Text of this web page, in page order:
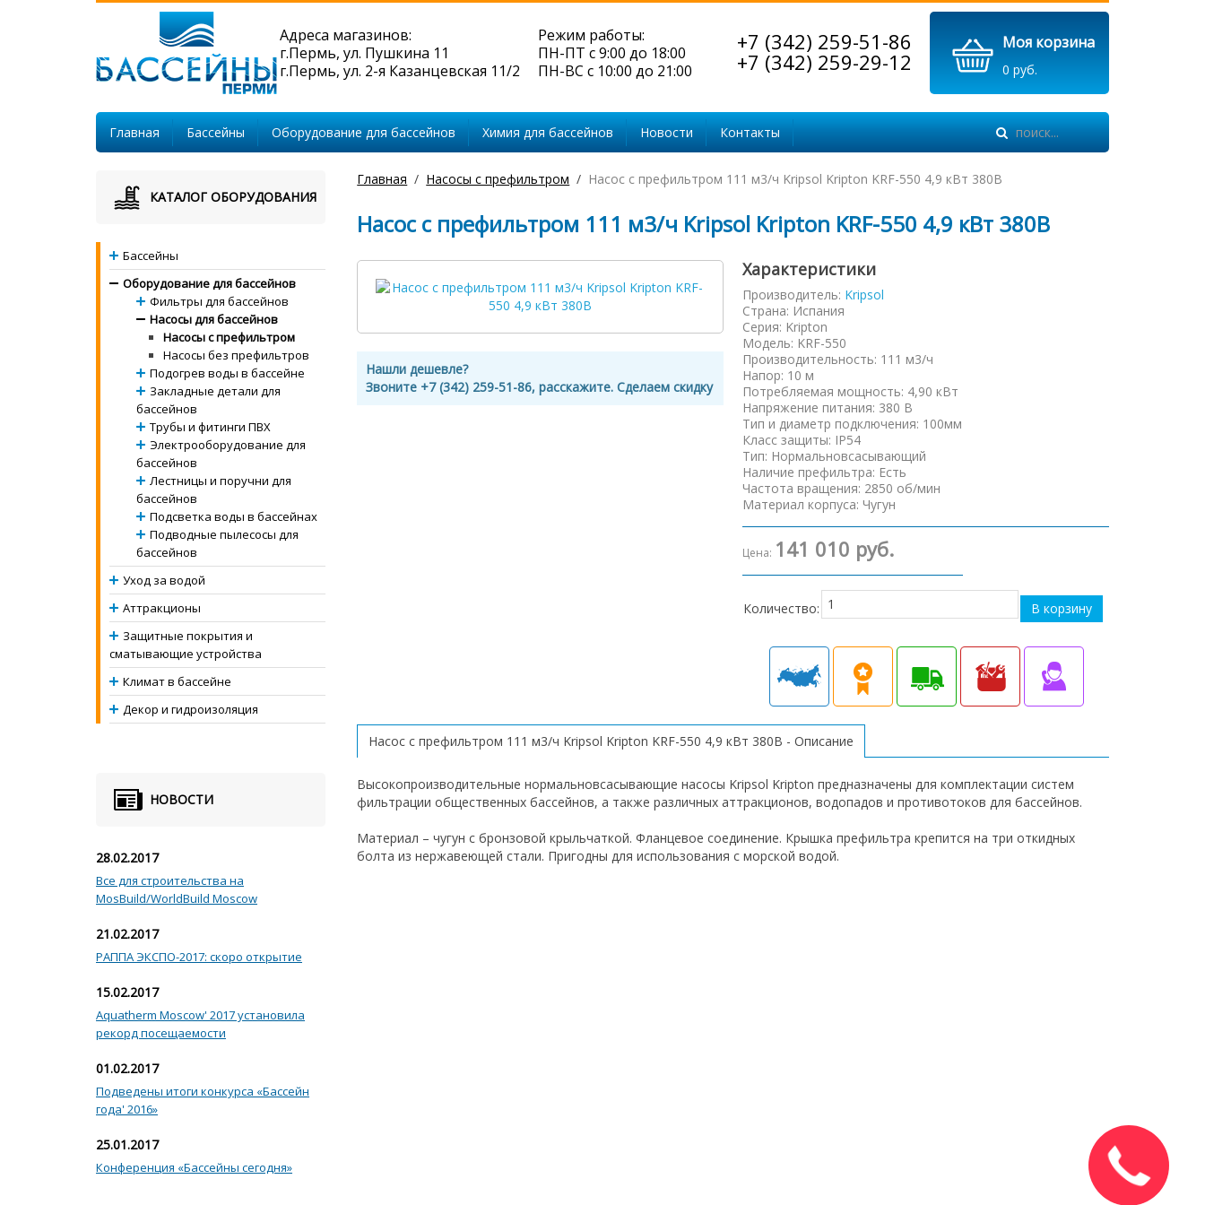
Моя корзина
0 руб.
+7 (342) 259-51-86
+7 (342) 259-29-12
Режим работы:
ПН-ПТ с 9:00 до 18:00
ПН-ВС с 10:00 до 21:00
Адреса магазинов:
г.Пермь, ул. Пушкина 11
г.Пермь, ул. 2-я Казанцевская 11/2
Главная Бассейны Оборудование для бассейнов Химия для бассейнов Новости Контакты
Главная Насосы с префильтром Насос с префильтром 111 м3/ч Kripsol Kripton KRF-550 4,9 кВт 380В
Насос с префильтром 111 м3/ч Kripsol Kripton KRF-550 4,9 кВт 380В
Нашли дешевле?
Звоните +7 (342) 259-51-86, расскажите. Сделаем скидку
Характеристики
Производитель: Kripsol
Страна: Испания
Серия: Kripton
Модель: KRF-550
Производительность: 111 м3/ч
Напор: 10 м
Потребляемая мощность: 4,90 кВт
Напряжение питания: 380 В
Тип и диаметр подключения: 100мм
Класс защиты: IP54
Тип: Нормальновсасывающий
Наличие префильтра: Есть
Частота вращения: 2850 об/мин
Материал корпуса: Чугун
Цена: 141 010 руб.
Количество:
Насос с префильтром 111 м3/ч Kripsol Kripton KRF-550 4,9 кВт 380В - Описание
Высокопроизводительные нормальновсасывающие насосы Kripsol Kripton предназначены для комплектации систем
фильтрации общественных бассейнов, а также различных аттракционов, водопадов и противотоков для бассейнов.
Материал – чугун с бронзовой крыльчаткой. Фланцевое соединение. Крышка префильтра крепится на три откидных
болта из нержавеющей стали. Пригодны для использования с морской водой.
КАТАЛОГ ОБОРУДОВАНИЯ
Бассейны
Оборудование для бассейнов
Фильтры для бассейнов
Насосы для бассейнов
Насосы с префильтром
Насосы без префильтров
Подогрев воды в бассейне
Закладные детали для
бассейнов
Трубы и фитинги ПВХ
Электрооборудование для
бассейнов
Лестницы и поручни для
бассейнов
Подсветка воды в бассейнах
Подводные пылесосы для
бассейнов
Уход за водой
Аттракционы
Защитные покрытия и
сматывающие устройства
Климат в бассейне
Декор и гидроизоляция
НОВОСТИ
28.02.2017
Все для строительства на
MosBuild/WorldBuild Moscow
21.02.2017
РАППА ЭКСПО-2017: скоро открытие
15.02.2017
Aquatherm Moscow' 2017 установила
рекорд посещаемости
01.02.2017
Подведены итоги конкурса «Бассейн
года' 2016»
25.01.2017
Конференция «Бассейны сегодня»
Закажите
звонок